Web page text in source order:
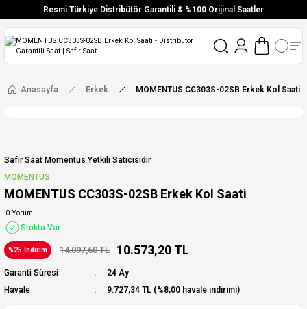
Resmi Türkiye Distribütör Garantili & %100 Orijinal Saatler
Vade Farksız 6 Taksit
Ücretsiz Kargo
Anasayfa Erkek MOMENTUS CC303S-02SB Erkek Kol Saati
Safir Saat Momentus Yetkili Satıcısıdır
MOMENTUS
MOMENTUS CC303S-02SB Erkek Kol Saati
0 Yorum
Stokta Var
%25 İndirim 14.097,60 TL 10.573,20 TL
Garanti Süresi
24 Ay
Havale
9.727,34 TL (%8,00 havale indirimi)